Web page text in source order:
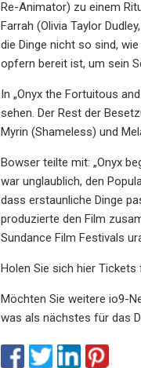
Re-Animator) zu einem
Farrah (Olivia Taylor
die Dinge nicht so sind,
opfern bereit ist, um sein
In „Onyx the Fortuitous
sehen. Der Rest der
Myrin (Shameless) und
Bowser teilte mit: „Onyx
war unglaublich, den
dass erstaunliche Dinge
produzierte den Film
Sundance Film Festivals
Holen Sie sich hier
Möchten Sie weitere io9-
was als nächstes für das